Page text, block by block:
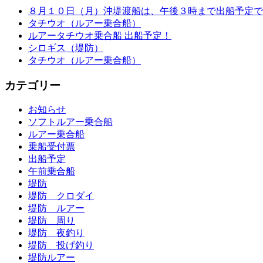
８月１０日（月）沖堤渡船は、午後３時まで出船予定
タチウオ（ルアー乗合船）
ルアータチウオ乗合船 出船予定！
シロギス（堤防）
タチウオ（ルアー乗合船）
カテゴリー
お知らせ
ソフトルアー乗合船
ルアー乗合船
乗船受付票
出船予定
午前乗合船
堤防
堤防 クロダイ
堤防 ルアー
堤防 周り
堤防 夜釣り
堤防 投げ釣り
堤防ルアー